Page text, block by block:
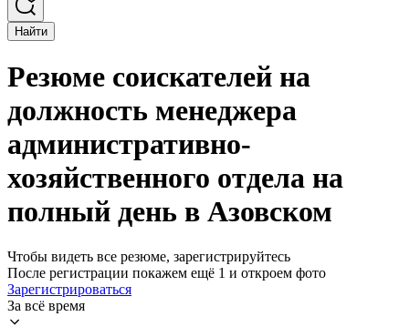
Найти
Резюме соискателей на
должность менеджера
административно-
хозяйственного отдела на
полный день в Азовском
Чтобы видеть все резюме, зарегистрируйтесь
После регистрации покажем ещё 1 и откроем фото
Зарегистрироваться
За всё время